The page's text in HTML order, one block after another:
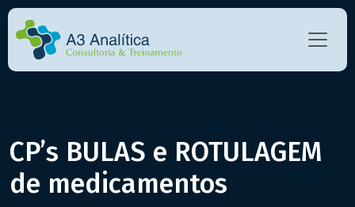
CP’s BULAS e ROTULAGEM
de medicamentos